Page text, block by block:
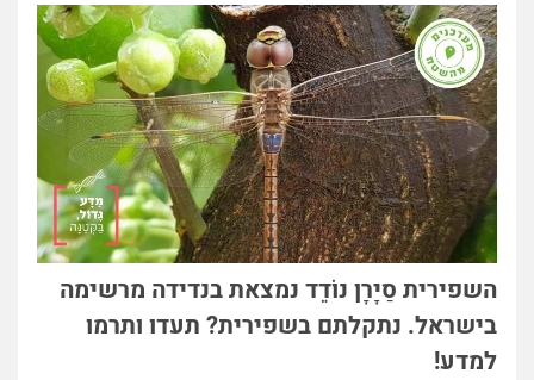
השפירית סַיָּרָן נוֹדֵד נמצאת בנדידה מרשימה
בישראל. נתקלתם בשפירית? תעדו ותרמו
למדע!